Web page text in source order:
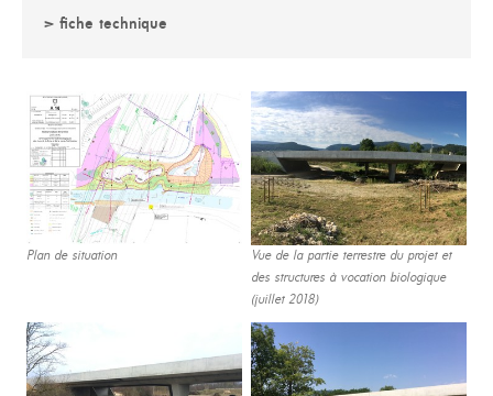
> fiche technique
Plan de situation
Vue de la partie terrestre du projet et
des structures à vocation biologique
(juillet 2018)